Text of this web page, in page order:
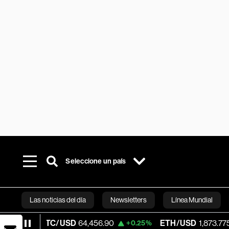
Seleccione un país
Las noticias del día Newsletters Línea Mundial
Bloomberg
BTC/USD 64,456.90 +0.25% ETH/USD 1,873.775 -0.09%